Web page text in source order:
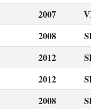
2007
2008
2012
2012
2008